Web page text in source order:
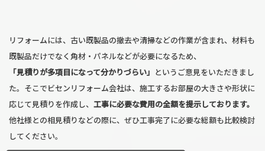
リフォームには、古い既製品の撤去や清掃などの作業が含まれ、材料も
既製品だけでなく角材・パネルなどが必要になるため、
「見積りが多項目になって分かりづらい」 というご意見をいただきまし
た。そこでビセンリフォーム会社は、施工するお部屋の大きさや形状に
応じて見積りを作成し、 工事に必要な費用の全額を提示しております。
他社様との相見積りなどの際に、ぜひ工事完了に必要な総額も比較検討
してください。